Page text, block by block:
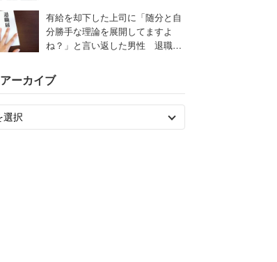
有給を却下した上司に「随分と自
分勝手な理論を展開してますよ
ね？」と言い返した男性 退職届
アーカイブ